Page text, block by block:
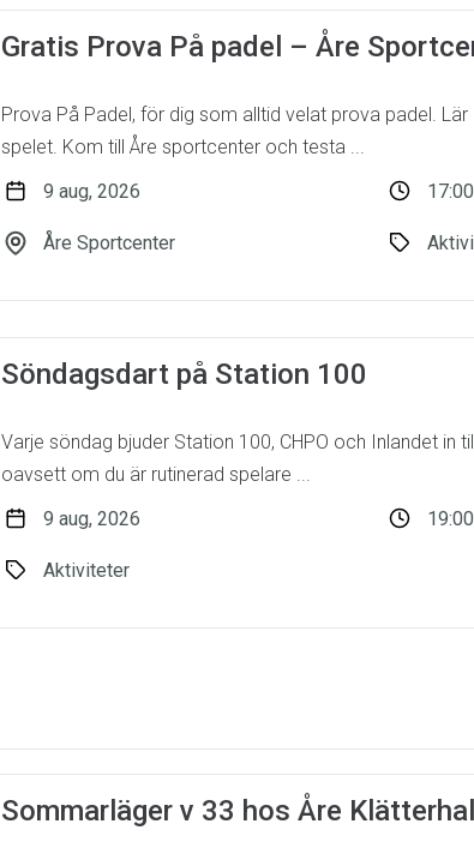
Gratis Prova På padel – Åre
Prova På Padel, för dig som alltid velat prova padel.
spelet. Kom till Åre sportcenter och testa ...
9 aug, 2026
Åre Sportcenter
Söndagsdart på Station 100
Varje söndag bjuder Station 100, CHPO och Inlandet in
oavsett om du är rutinerad spelare ...
9 aug, 2026
Aktiviteter
Sommarläger v 33 hos Åre Klätterhall